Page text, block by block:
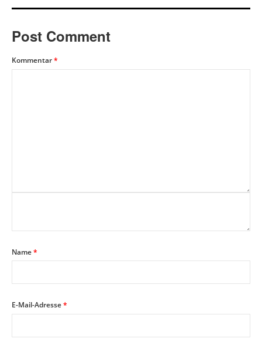
Post Comment
Kommentar*
Name*
E-Mail-Adresse*